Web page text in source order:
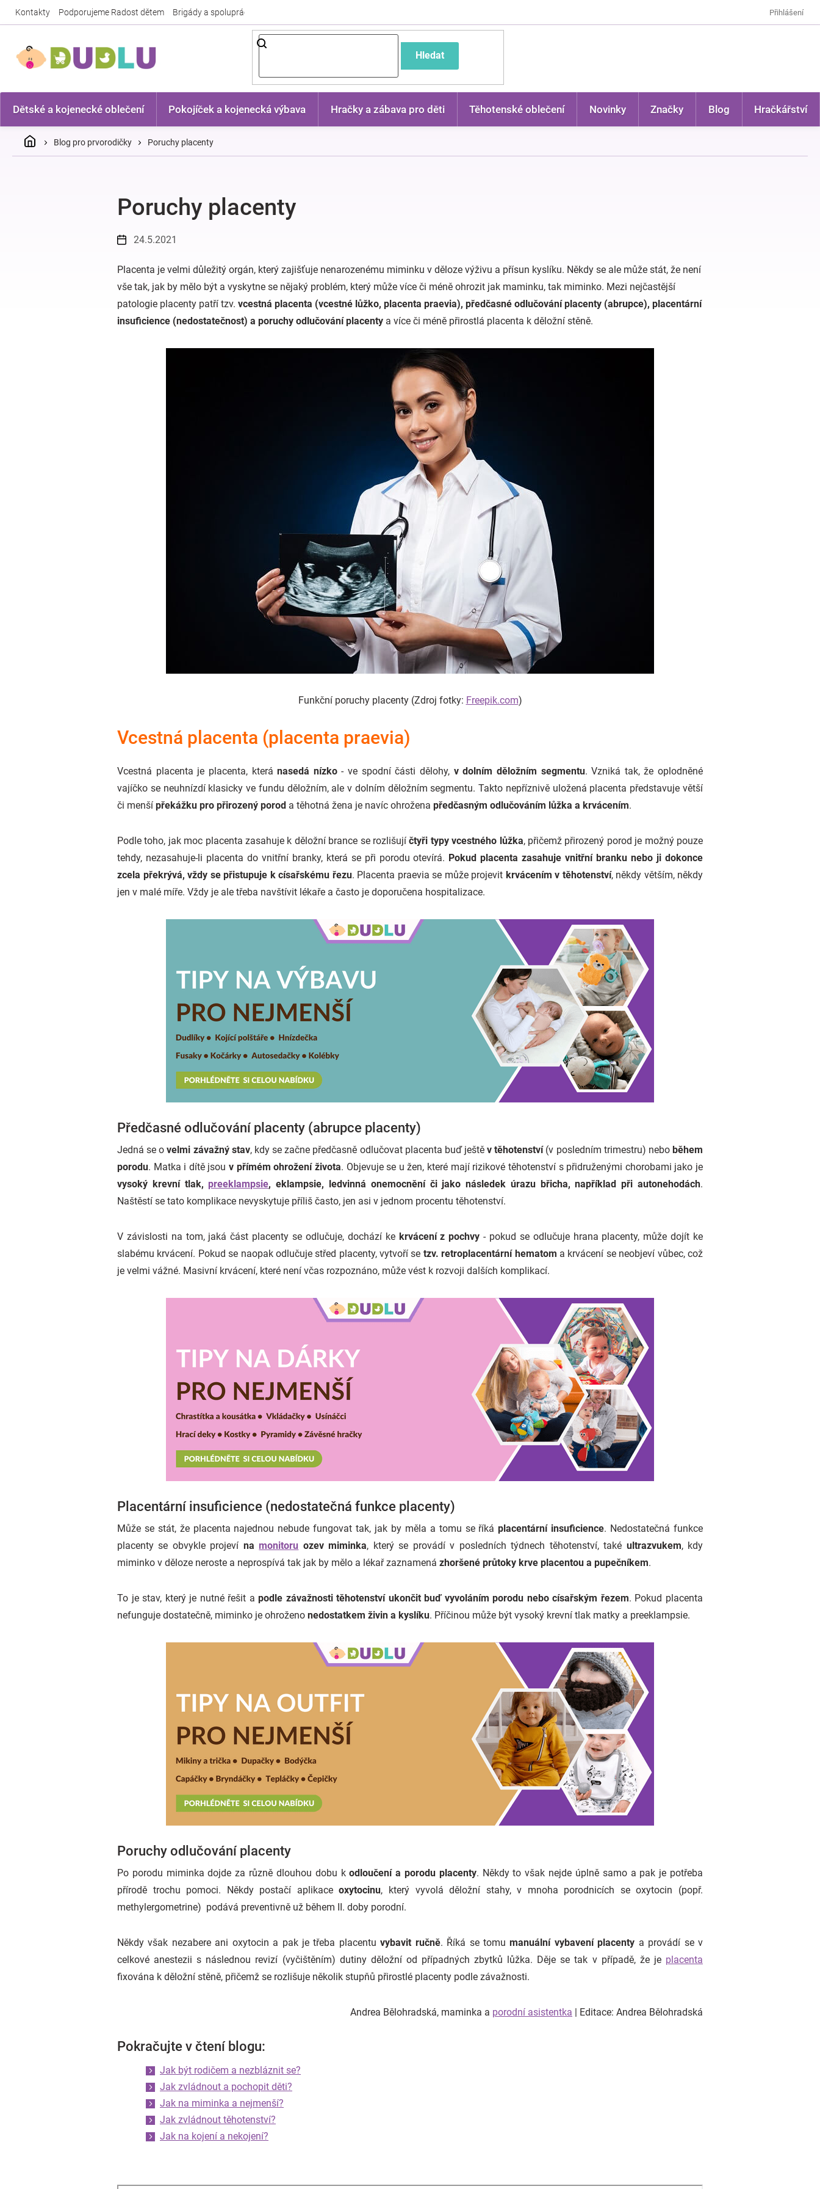
Kontakty Podporujeme Radost dětem Brigády a spolupráce Přihlášení
Hledat
Dětské a kojenecké oblečení Pokojíček a kojenecká výbava Hračky a zábava pro děti Těhotenské oblečení Novinky Značky Blog Hračkářství
DomůBlog pro prvorodičky Poruchy placenty
Poruchy placenty
24.5.2021
Placenta je velmi důležitý orgán, který zajišťuje nenarozenému miminku v děloze výživu a přísun kyslíku. Někdy se ale může stát, že není
vše tak, jak by mělo být a vyskytne se nějaký problém, který může více či méně ohrozit jak maminku, tak miminko. Mezi nejčastější
patologie placenty patří tzv. vcestná placenta (vcestné lůžko, placenta praevia), předčasné odlučování placenty (abrupce), placentární
insuficience (nedostatečnost) a poruchy odlučování placenty a více či méně přirostlá placenta k děložní stěně.
Funkční poruchy placenty (Zdroj fotky: Freepik.com)
Vcestná placenta (placenta praevia)
Vcestná placenta je placenta, kteránasedá nízko- ve spodní části dělohy, v dolním děložním segmentu. Vzniká tak, že oplodněné
vajíčko se neuhnízdí klasicky ve fundu děložním, ale v dolním děložním segmentu. Takto nepříznivě uložená placenta představuje větší
či menší překážku pro přirozený porod a těhotná žena je navíc ohrožena předčasným odlučováním lůžka a krvácením.
Podle toho, jak moc placenta zasahuje k děložní brance se rozlišujíčtyři typy vcestného lůžka, přičemž přirozený porod je možný pouze
tehdy, nezasahuje-li placenta do vnitřní branky, která se při porodu otevírá. Pokud placenta zasahuje vnitřní branku nebo ji dokonce
zcela překrývá, vždy se přistupuje k císařskému řezu. Placenta praevia se může projevit krvácením v těhotenství, někdy větším, někdy
jen v malé míře. Vždy je ale třeba navštívit lékaře a často je doporučena hospitalizace.
Předčasné odlučování placenty (abrupce placenty)
Jedná se ovelmi závažný stav, kdy se začne předčasně odlučovat placenta buď ještěv těhotenství(v posledním trimestru) neboběhem
porodu. Matka i dítě jsouv přímém ohrožení života. Objevuje se u žen, které mají rizikové těhotenství s přidruženými chorobami jako je
vysoký krevní tlak, preeklampsie, eklampsie, ledvinná onemocnění či jako následek úrazu břicha, například při autonehodách.
Naštěstí se tato komplikace nevyskytuje příliš často, jen asi v jednom procentu těhotenství.
V závislosti na tom, jaká část placenty se odlučuje, dochází kekrvácení z pochvy - pokud se odlučuje hrana placenty, může dojít ke
slabému krvácení. Pokud se naopak odlučuje střed placenty, vytvoří se tzv. retroplacentární hematom a krvácení se neobjeví vůbec, což
je velmi vážné. Masivní krvácení, které není včas rozpoznáno, může vést k rozvoji dalších komplikací.
Placentární insuficience (nedostatečná funkce placenty)
Může se stát, že placenta najednou nebude fungovat tak, jak by měla a tomu se říkáplacentární insuficience. Nedostatečná funkce
placenty se obvykle projeví na monitoru ozev miminka, který se provádí v posledních týdnech těhotenství, také ultrazvukem, kdy
miminko v děloze neroste a neprospívá tak jak by mělo a lékař zaznamená zhoršené průtoky krve placentou a pupečníkem.
To je stav, který je nutné řešit apodle závažnosti těhotenství ukončit buď vyvoláním porodu nebo císařským řezem. Pokud placenta
nefunguje dostatečně, miminko je ohroženo nedostatkem živin a kyslíku. Příčinou může být vysoký krevní tlak matky a preeklampsie.
Poruchy odlučování placenty
Po porodu miminka dojde za různě dlouhou dobu kodloučení a porodu placenty. Někdy to však nejde úplně samo a pak je potřeba
přírodě trochu pomoci. Někdy postačí aplikaceoxytocinu, který vyvolá děložní stahy, v mnoha porodnicích se oxytocin (popř.
methylergometrine) podává preventivně už během II. doby porodní.
Někdy však nezabere ani oxytocin a pak je třeba placentuvybavit ručně. Říká se tomumanuální vybavení placenty a provádí se v
celkové anestezii s následnou revizí (vyčištěním) dutiny děložní od případných zbytků lůžka. Děje se tak v případě, že je placenta
fixována k děložní stěně, přičemž se rozlišuje několik stupňů přirostlé placenty podle závažnosti.
Andrea Bělohradská, maminka a porodní asistentka | Editace: Andrea Bělohradská
Pokračujte v čtení blogu:
Jak být rodičem a nezbláznit se?
Jak zvládnout a pochopit děti?
Jak na miminka a nejmenší?
Jak zvládnout těhotenství?
Jak na kojení a nekojení?